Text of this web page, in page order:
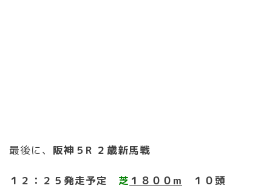
最後に、 阪神５R ２歳新馬戦
１２：２５発走予定 芝 １８００m １０頭